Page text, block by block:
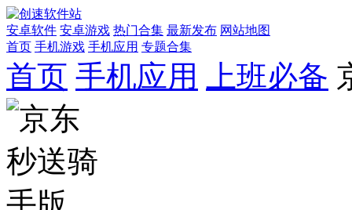
安卓软件 安卓游戏 热门合集 最新发布 网站地图
首页 手机游戏 手机应用 专题合集
首页 手机应用 上班必备